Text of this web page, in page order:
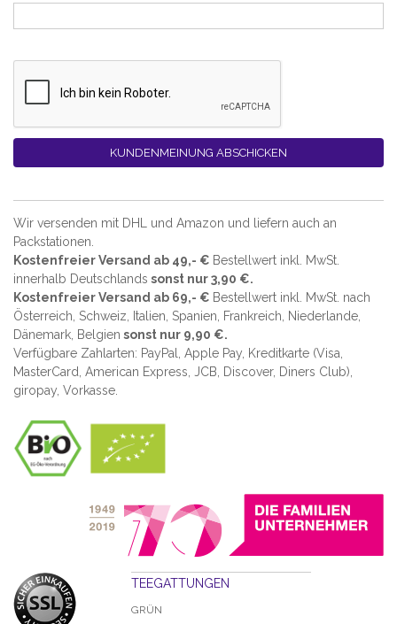
KUNDENMEINUNG ABSCHICKEN
Wir versenden mit DHL und Amazon und liefern auch an
Packstationen.
Kostenfreier Versand ab 49,- € Bestellwert inkl. MwSt.
innerhalb Deutschlands sonst nur 3,90 €.
Kostenfreier Versand ab 69,- € Bestellwert inkl. MwSt. nach
Österreich, Schweiz, Italien, Spanien, Frankreich, Niederlande,
Dänemark, Belgien sonst nur 9,90 €.
Verfügbare Zahlarten: PayPal, Apple Pay, Kreditkarte (Visa,
MasterCard, American Express, JCB, Discover, Diners Club),
giropay, Vorkasse.
TEEGATTUNGEN
GRÜN